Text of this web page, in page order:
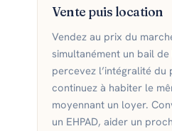
Vente puis location
Vendez au prix du
simultanément un bail
percevez l’intégralité du
continuez à habiter le
moyennant un loyer.
un EHPAD, aider un